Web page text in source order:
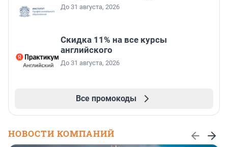
До 31 августа, 2026
Скидка 11% на все курсы
английского
До 31 августа, 2026
Все промокоды
НОВОСТИ КОМПАНИЙ